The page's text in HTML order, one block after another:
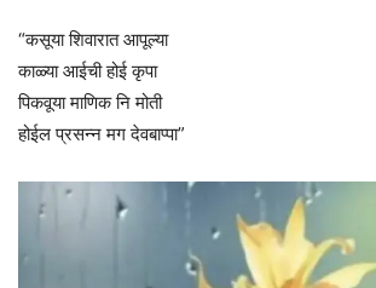
“कसूया शिवारात आपूल्या
काळ्या आईची होई कृपा
पिकवूया माणिक नि मोती
होईल प्रसन्न मग देवबाप्पा”